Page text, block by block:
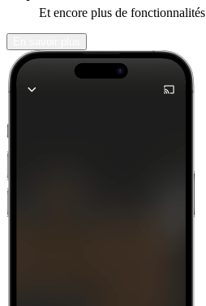
Et encore plus de fonctionnalités